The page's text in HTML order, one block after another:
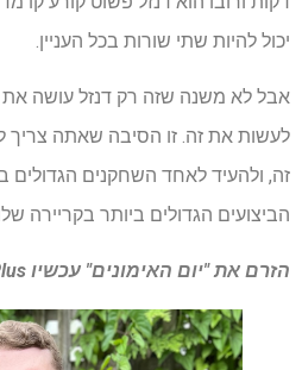
יכול להיות שתי שורות בכל העניין.
אבל לא משנה שזה רק דנזל עושה את
לעשות את זה. זו הסיבה שאתה צריך
זה, ולהעיד לאחד השחקנים הגדולים
הביצועים הגדולים ביותר בקריירה
הזרם את "יום האימונים" עכשיו